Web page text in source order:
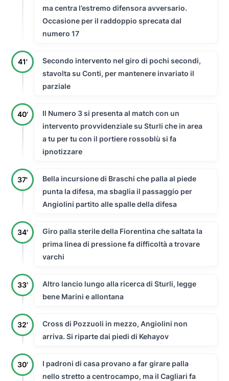
ma centra l’estremo difensora avversario.
Occasione per il raddoppio sprecata dal
numero 17
41'
Secondo intervento nel giro di pochi secondi,
stavolta su Conti, per mantenere invariato il
parziale
40'
Il Numero 3 si presenta al match con un
intervento provvidenziale su Sturli che in area
a tu per tu con il portiere rossoblù si fa
ipnotizzare
37'
Bella incursione di Braschi che palla al piede
punta la difesa, ma sbaglia il passaggio per
Angiolini partito alle spalle della difesa
34'
Giro palla sterile della Fiorentina che saltata la
prima linea di pressione fa difficoltà a trovare
varchi
33'
Altro lancio lungo alla ricerca di Sturli, legge
bene Marini e allontana
32'
Cross di Pozzuoli in mezzo, Angiolini non
arriva. Si riparte dai piedi di Kehayov
30'
I padroni di casa provano a far girare palla
nello stretto a centrocampo, ma il Cagliari fa